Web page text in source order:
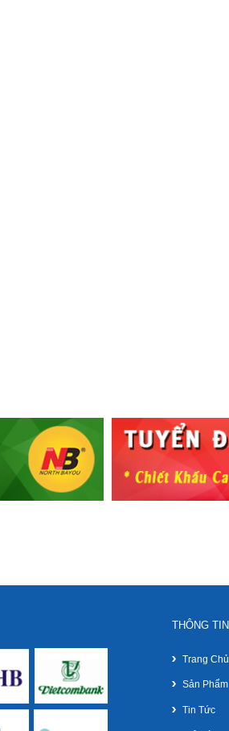
THÔNG TIN
Trang Chủ
Sản Phẩm
Tin Tức